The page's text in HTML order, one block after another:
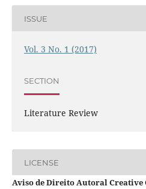
ISSUE
Vol. 3 No. 1 (2017)
SECTION
Literature Review
LICENSE
Aviso de Direito Autoral Creative